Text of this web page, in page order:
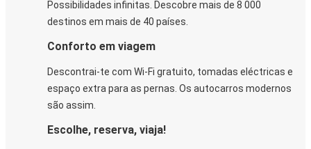
Possibilidades infinitas. Descobre mais de 8 000
destinos em mais de 40 países.
Conforto em viagem
Descontrai-te com Wi-Fi gratuito, tomadas eléctricas e
espaço extra para as pernas. Os autocarros modernos
são assim.
Escolhe, reserva, viaja!